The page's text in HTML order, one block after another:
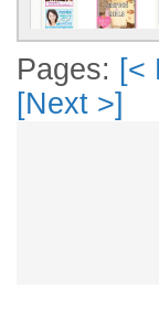
Pages: [<
[Next >]